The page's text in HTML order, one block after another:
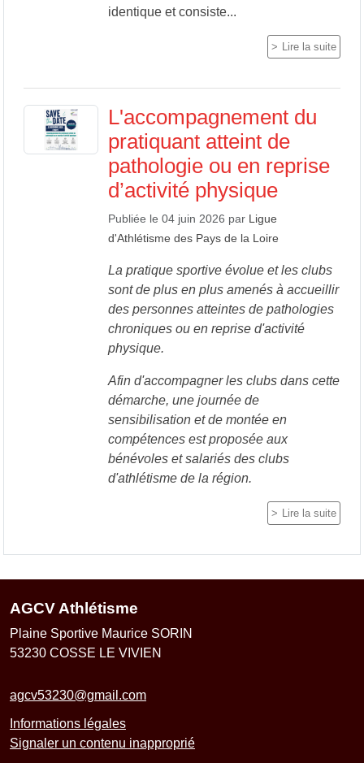
identique et consiste...
Lire la suite
L'accompagnement du
pratiquant atteint de
pathologie ou en reprise
d’activité physique
Publiée le 04 juin 2026 par Ligue
d'Athlétisme des Pays de la Loire
La pratique sportive évolue et les clubs
sont de plus en plus amenés à accueillir
des personnes atteintes de pathologies
chroniques ou en reprise d'activité
physique.
Afin d'accompagner les clubs dans cette
démarche, une journée de
sensibilisation et de montée en
compétences est proposée aux
bénévoles et salariés des clubs
d'athlétisme de la région.
Lire la suite
AGCV Athlétisme
Plaine Sportive Maurice SORIN
53230 COSSE LE VIVIEN
agcv53230@gmail.com
Informations légales
Signaler un contenu inapproprié